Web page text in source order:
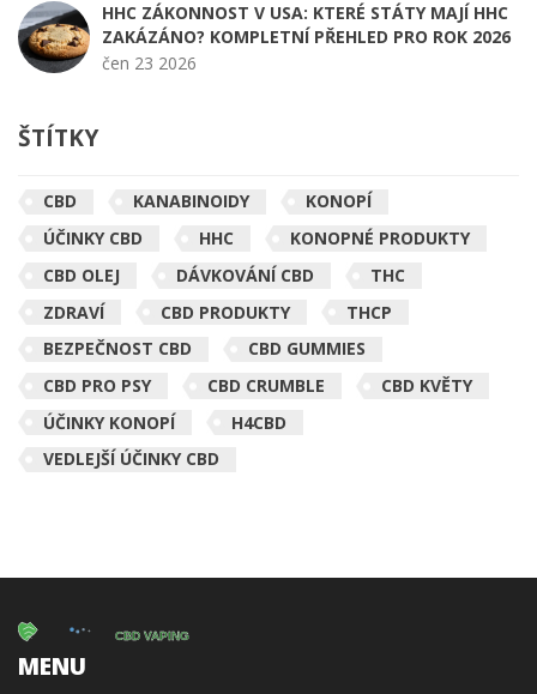
HHC ZÁKONNOST V USA: KTERÉ STÁTY MAJÍ HHC
ZAKÁZÁNO? KOMPLETNÍ PŘEHLED PRO ROK 2026
čen 23 2026
ŠTÍTKY
CBD KANABINOIDY
KONOPÍ
ÚČINKY CBD
HHC
KONOPNÉ PRODUKTY
CBD OLEJ
DÁVKOVÁNÍ CBD
THC
ZDRAVÍ
CBD PRODUKTY
THCP
BEZPEČNOST CBD
CBD GUMMIES
CBD PRO PSY
CBD CRUMBLE
CBD KVĚTY
ÚČINKY KONOPÍ
H4CBD
VEDLEJŠÍ ÚČINKY CBD
MENU